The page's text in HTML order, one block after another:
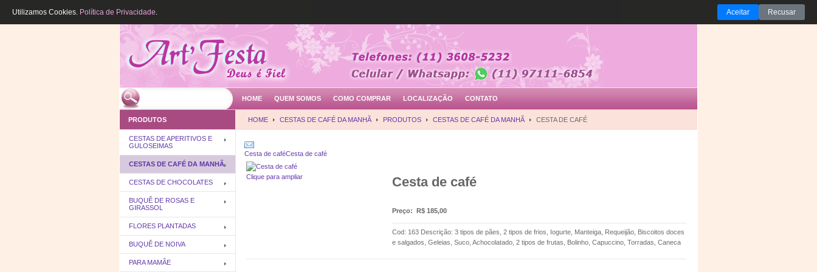
HOME QUEM SOMOS COMO COMPRAR LOCALIZAÇÃO CONTATO
HOME CESTAS DE CAFÉ DA MANHÃ PRODUTOS CESTAS DE CAFÉ DA MANHÃ CESTA DE CAFÉ
Cesta de caféCesta de café
Clique para ampliar Cesta de café
Preço: R$ 185,00
Cod: 163 Descrição: 3 tipos de pães, 2 tipos de frios, Iogurte, Manteiga, Requeijão, Biscoitos doces
e salgados, Geleias, Suco, Achocolatado, 2 tipos de frutas, Bolinho, Capuccino, Torradas, Caneca
PRODUTOS
CESTAS DE APERITIVOS E
GULOSEIMAS
CESTAS DE CAFÉ DA MANHÃ
CESTAS DE CHOCOLATES
BUQUÊ DE ROSAS E
GIRASSOL
FLORES PLANTADAS
BUQUÊ DE NOIVA
PARA MAMÃE
Utilizamos Cookies. Política de Privacidade. Aceitar Recusar